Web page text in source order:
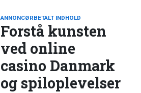
ANNONCØRBETALT INDHOLD
Forstå kunsten
ved online
casino Danmark
og spiloplevelser